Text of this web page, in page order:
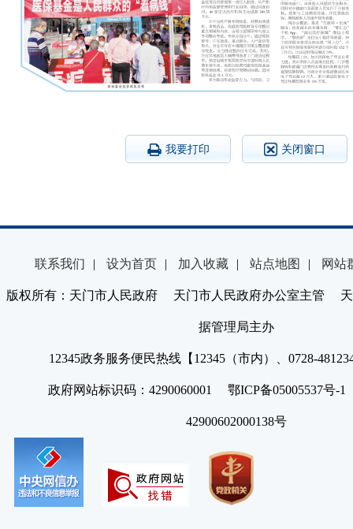
我要打印 关闭窗口
联系我们 | 设为首页 | 加入收藏 | 站点地图 | 网站
版权所有：天门市人民政府 天门市人民政府办公室主管 天
据管理局主办
12345政务服务便民热线【12345（市内）、0728-
政府网站标识码：4290060001 鄂ICP备05005537号
42900602000138号